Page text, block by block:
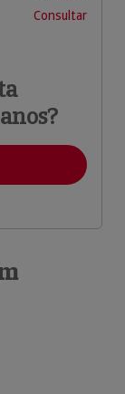
Consultar